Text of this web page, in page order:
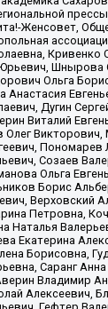
Женсовет,
Кривенко
Шнырова
Ольга
Анастасия
Дугин
Виталий
Олег
Пономарев
Созаев
Ольга
Борис
Верховский
Петровна,
Наталья
Екатерина
Борисовна,
Саранг Анна
Владимир
Алексеевич,